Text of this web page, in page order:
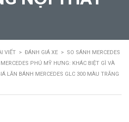
VIẾT > ĐÁNH GIÁ XE > SO SÁNH MERCEDES
PHÚ MỸ HƯNG: KHÁC BIỆT GÌ VÀ
LĂN BÁNH MERCEDES GLC 300 MÀU TRẮNG